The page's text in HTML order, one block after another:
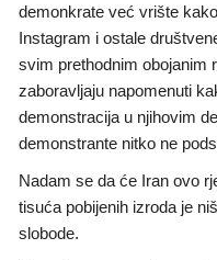
demonkrate već vrište
Instagram i ostale
svim prethodnim obojanim
zaboravljaju napomenuti
demonstracija u njihovim
demonstrante nitko ne
Nadam se da će Iran ovo
tisuća pobijenih izroda je
slobode.